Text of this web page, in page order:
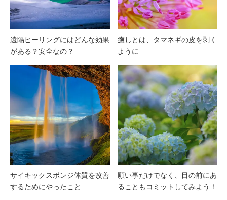
遠隔ヒーリングにはどんな効果
がある？安全なの？
癒しとは、タマネギの皮を剥く
ように
サイキックスポンジ体質を改善
するためにやったこと
願い事だけでなく、目の前にあ
ることもコミットしてみよう！